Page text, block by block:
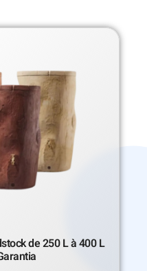
de 250 L à 400 L